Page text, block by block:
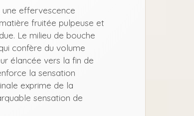
une effervescence
fruitée pulpeuse et
Le milieu de bouche
confère du volume
élancée vers la fin de
la sensation
exprime de la
sensation de